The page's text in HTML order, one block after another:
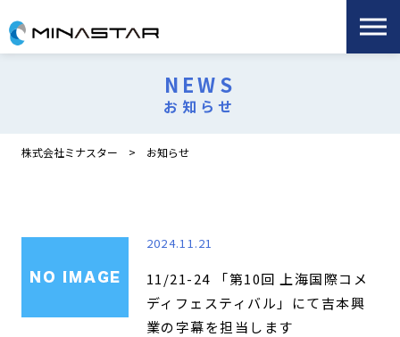
NEWS
お知らせ
株式会社ミナスター お知らせ
2024.11.21
11/21-24 「第10回 上海国際コメ
ディフェスティバル」にて吉本興
業の字幕を担当します